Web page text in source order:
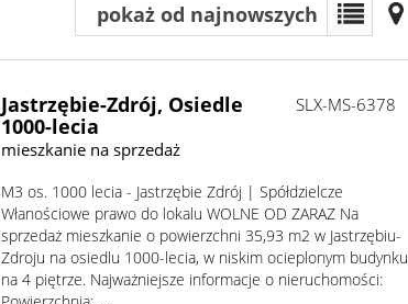
pokaż od najnowszych
Jastrzębie-Zdrój, Osiedle
1000-lecia
mieszkanie na sprzedaż
SLX-MS-6378
M3 os. 1000 lecia - Jastrzębie Zdrój | Spółdzielcze
Włanościowe prawo do lokalu WOLNE OD ZARAZ Na
sprzedaż mieszkanie o powierzchni 35,93 m2 w Jastrzębiu-
Zdroju na osiedlu 1000-lecia, w niskim ocieplonym budynku
na 4 piętrze. Najważniejsze informacje o nieruchomości: